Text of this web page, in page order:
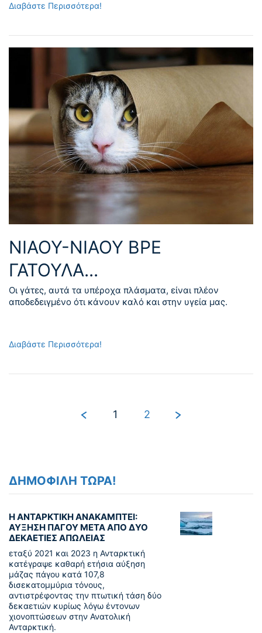
Διαβάστε Περισσότερα!
ΝΙΑΟΥ-ΝΙΑΟΥ ΒΡΕ
ΓΑΤΟΥΛΑ...
Οι γάτες, αυτά τα υπέροχα πλάσματα, είναι πλέον
αποδεδειγμένο ότι κάνουν καλό και στην υγεία μας.
Διαβάστε Περισσότερα!
1 2
ΔΗΜΟΦΙΛΗ ΤΩΡΑ!
Η ΑΝΤΑΡΚΤΙΚΗ ΑΝΑΚΑΜΠΤΕΙ:
ΑΥΞΗΣΗ ΠΑΓΟΥ ΜΕΤΑ ΑΠΟ ΔΥΟ
ΔΕΚΑΕΤΙΕΣ ΑΠΩΛΕΙΑΣ
εταξύ 2021 και 2023 η Ανταρκτική
κατέγραψε καθαρή ετήσια αύξηση
μάζας πάγου κατά 107,8
δισεκατομμύρια τόνους,
αντιστρέφοντας την πτωτική τάση δύο
δεκαετιών κυρίως λόγω έντονων
χιονοπτώσεων στην Ανατολική
Ανταρκτική.